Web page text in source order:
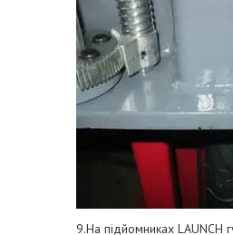
9.Ha підйoмникax LAUNCH